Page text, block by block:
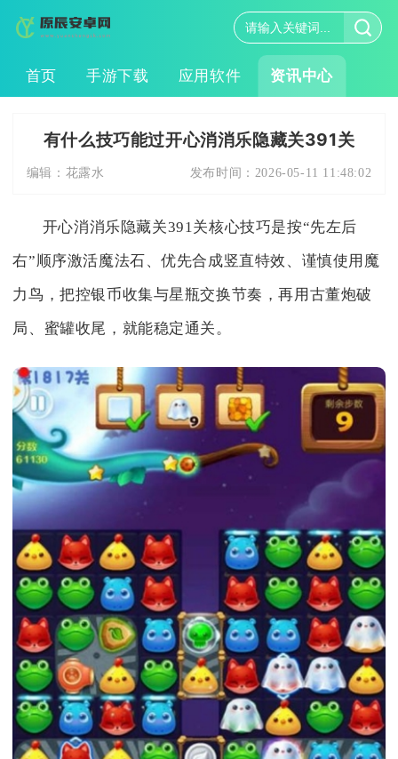
首页 手游下载 应用软件 资讯中心
有什么技巧能过开心消消乐隐藏关391关
编辑： 花露水 发布时间： 2026-05-11 11:48:02
开心消消乐隐藏关391关核心技巧是按“先左后
右”顺序激活魔法石、优先合成竖直特效、谨慎使用魔
力鸟，把控银币收集与星瓶交换节奏，再用古董炮破
局、蜜罐收尾，就能稳定通关。